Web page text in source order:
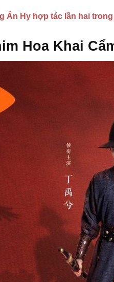
Ân Hy hợp tác lần hai
Hoa Khai